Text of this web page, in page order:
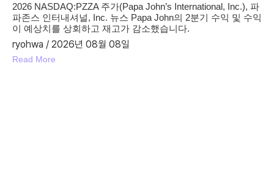
2026 NASDAQ:PZZA 주가(Papa John’s International, Inc.), 파
파존스 인터내셔널, Inc. 뉴스 Papa John의 2분기 수익 및 수익
이 예상치를 상회하고 재고가 감소했습니다.
ryohwa 2026년 08월 08일
Read More